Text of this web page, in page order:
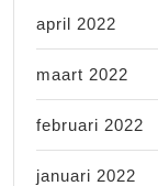
april 2022
maart 2022
februari 2022
januari 2022